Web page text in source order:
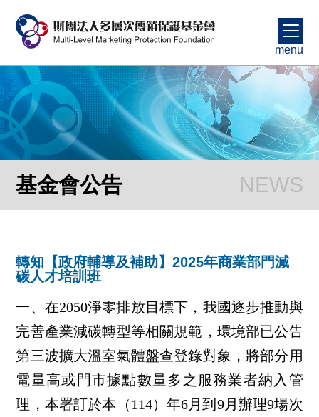
menu
基金會公告
轉知【政府輔導及補助】2025年商業部門減
碳人才培訓班
一、在2050淨零排放目標下，我國逐步推動與
完善產業減碳轉型等相關規範，環境部已公告
第三波擴大溫室氣體盤查登錄對象，將部分用
電量高或門市據點數量多之服務業者納入管
理，本署訂於本（114）年6月到9月辦理9場次